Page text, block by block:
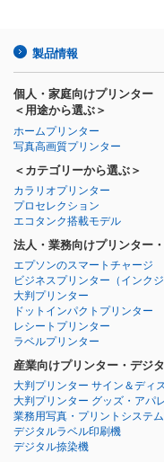
製品情報
個人・家庭向けプリンター
＜用途から選ぶ＞
ホームプリンター
写真高画質プリンター
＜カテゴリーから選ぶ＞
カラリオプリンター
プロセレクション
エコタンク搭載モデル
法人・業務向けプリンター
エプソンのスマートチャージ
ビジネスプリンター （インク
大判プリンター
ドットインパクトプリンター
レシートプリンター
ラベルプリンター
産業向けプリンター・デジ
大判プリンター サイン＆ディ
大判プリンター グッズ・アパ
業務用写真・プリントシステム
デジタルラベル印刷機
デジタル捺染機